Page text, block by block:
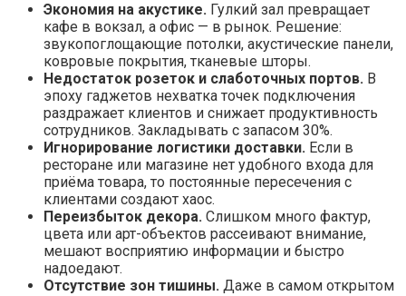
Экономия на акустике. Гулкий зал превращает
кафе в вокзал, а офис — в рынок. Решение:
звукопоглощающие потолки, акустические панели,
ковровые покрытия, тканевые шторы.
Недостаток розеток и слаботочных портов. В
эпоху гаджетов нехватка точек подключения
раздражает клиентов и снижает продуктивность
сотрудников. Закладывать с запасом 30%.
Игнорирование логистики доставки. Если в
ресторане или магазине нет удобного входа для
приёма товара, то постоянные пересечения с
клиентами создают хаос.
Переизбыток декора. Слишком много фактур,
цвета или арт-объектов рассеивают внимание,
мешают восприятию информации и быстро
надоедают.
Отсутствие зон тишины. Даже в самом открытом